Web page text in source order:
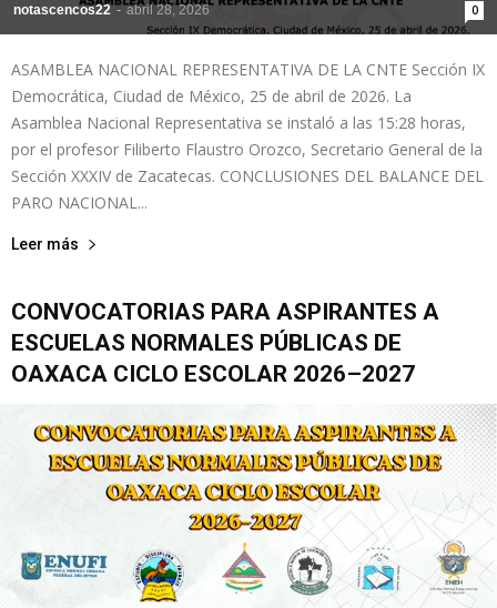
notascencos22 - abril 28, 2026 0
ASAMBLEA NACIONAL REPRESENTATIVA DE LA CNTE Sección IX
Democrática, Ciudad de México, 25 de abril de 2026. La
Asamblea Nacional Representativa se instaló a las 15:28 horas,
por el profesor Filiberto Flaustro Orozco, Secretario General de la
Sección XXXIV de Zacatecas. CONCLUSIONES DEL BALANCE DEL
PARO NACIONAL...
Leer más
CONVOCATORIAS PARA ASPIRANTES A
ESCUELAS NORMALES PÚBLICAS DE
OAXACA CICLO ESCOLAR 2026–2027